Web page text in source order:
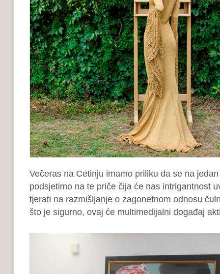
Večeras na Cetinju imamo priliku da se na
podsjetimo na te priče čija će nas intrigantnost
tjerati na razmišljanje o zagonetnom odnosu
što je sigurno, ovaj će multimedijalni događaj